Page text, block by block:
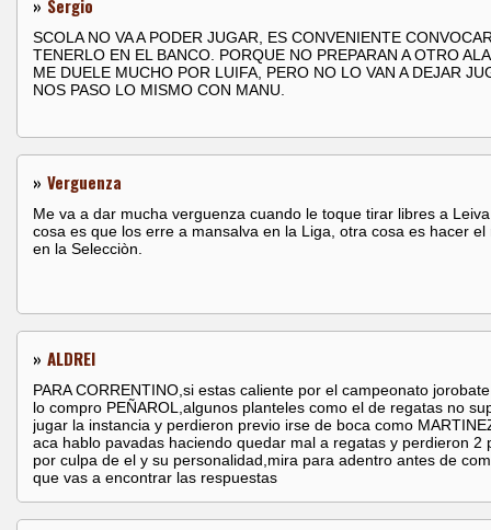
» Sergio
SCOLA NO VA A PODER JUGAR, ES CONVENIENTE
TENERLO EN EL BANCO. PORQUE NO PREPARAN A OTRO
ME DUELE MUCHO POR LUIFA, PERO NO LO VAN A DEJAR
NOS PASO LO MISMO CON MANU.
» Verguenza
Me va a dar mucha verguenza cuando le toque tirar libres a
cosa es que los erre a mansalva en la Liga, otra cosa es hacer el
en la Selecciòn.
» ALDREI
PARA CORRENTINO,si estas caliente por el campeonato
lo compro PEÑAROL,algunos planteles como el de regatas no
jugar la instancia y perdieron previo irse de boca como
aca hablo pavadas haciendo quedar mal a regatas y perdieron 2
por culpa de el y su personalidad,mira para adentro antes de
que vas a encontrar las respuestas